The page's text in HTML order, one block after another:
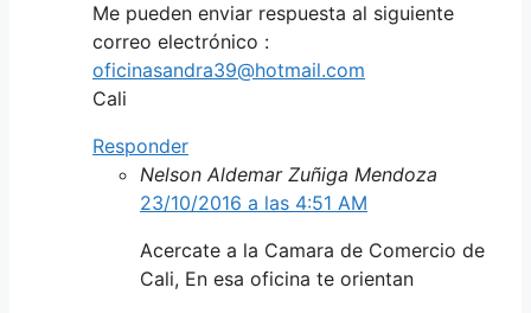
Me pueden enviar respuesta al siguiente
correo electrónico :
oficinasandra39@hotmail.com
Cali
Responder
Nelson Aldemar Zuñiga Mendoza
23/10/2016 a las 4:51 AM
Acercate a la Camara de Comercio de
Cali, En esa oficina te orientan